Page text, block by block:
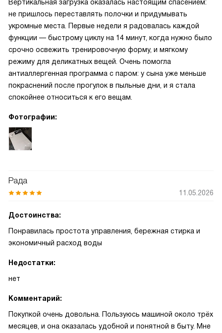
Вертикальная загрузка оказалась настоящим спасением:
не пришлось переставлять полочки и придумывать
укромные места. Первые недели я радовалась каждой
функции — быстрому циклу на 14 минут, когда нужно было
срочно освежить тренировочную форму, и мягкому
режиму для деликатных вещей. Очень помогла
антиаллергенная программа с паром: у сына уже меньше
покраснений после прогулок в пыльные дни, и я стала
спокойнее относиться к его вещам.
Фотографии:
Рада
11.05.2026
Достоинства:
Понравилась простота управления, бережная стирка и
экономичный расход воды
Недостатки:
нет
Комментарий:
Покупкой очень довольна. Пользуюсь машиной около трёх
месяцев, и она оказалась удобной и понятной в быту. Мне